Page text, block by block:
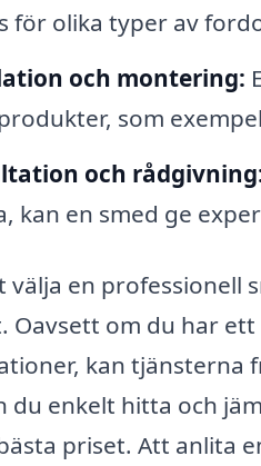
för olika typer av
och montering:
som
och
kan en smed ge
välja en professionell
Oavsett om du har
kan tjänsterna
du enkelt hitta och
priset. Att anlita